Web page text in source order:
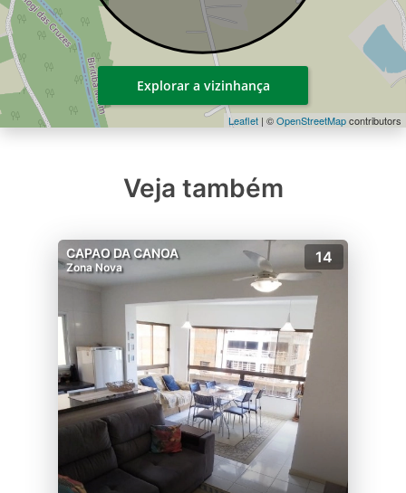
Leaflet | ©OpenStreetMapcontributors
Explorar a vizinhança
Veja também
CAPAO DA CANOA
Zona Nova
14